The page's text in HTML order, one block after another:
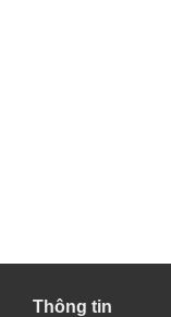
Thông tin